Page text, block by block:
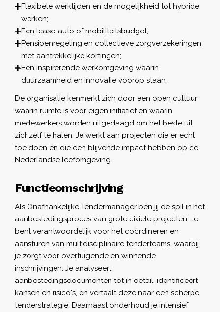
Flexibele werktijden en de mogelijkheid tot hybride
werken;
Een lease-auto of mobiliteitsbudget;
Pensioenregeling en collectieve zorgverzekeringen
met aantrekkelijke kortingen;
Een inspirerende werkomgeving waarin
duurzaamheid en innovatie voorop staan.
De organisatie kenmerkt zich door een open cultuur
waarin ruimte is voor eigen initiatief en waarin
medewerkers worden uitgedaagd om het beste uit
zichzelf te halen. Je werkt aan projecten die er echt
toe doen en die een blijvende impact hebben op de
Nederlandse leefomgeving.
Functieomschrijving
Als Onafhankelijke Tendermanager ben jij de spil in het
aanbestedingsproces van grote civiele projecten. Je
bent verantwoordelijk voor het coördineren en
aansturen van multidisciplinaire tenderteams, waarbij
je zorgt voor overtuigende en winnende
inschrijvingen. Je analyseert
aanbestedingsdocumenten tot in detail, identificeert
kansen en risico's, en vertaalt deze naar een scherpe
tenderstrategie. Daarnaast onderhoud je intensief